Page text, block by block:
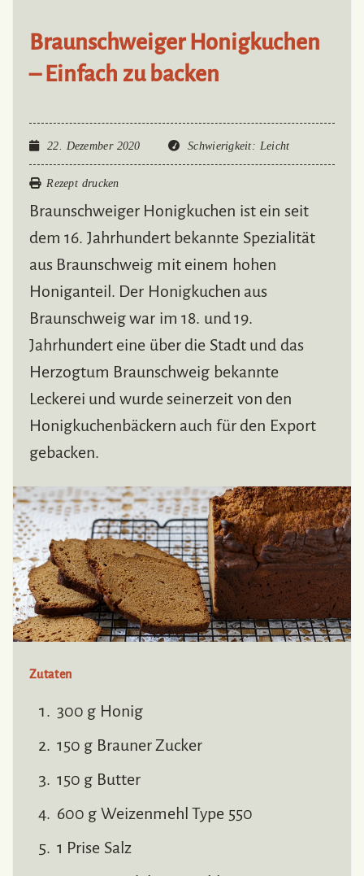
Braunschweiger Honigkuchen
– Einfach zu backen
22. Dezember 2020 Schwierigkeit: Leicht
Rezept drucken
Braunschweiger Honigkuchen ist ein seit
dem 16. Jahrhundert bekannte Spezialität
aus Braunschweig mit einem hohen
Honiganteil. Der Honigkuchen aus
Braunschweig war im 18. und 19.
Jahrhundert eine über die Stadt und das
Herzogtum Braunschweig bekannte
Leckerei und wurde seinerzeit von den
Honigkuchenbäckern auch für den Export
gebacken.
Zutaten
300 g Honig
150 g Brauner Zucker
150 g Butter
600 g Weizenmehl Type 550
1 Prise Salz